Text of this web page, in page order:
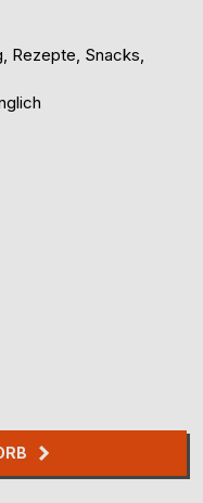
Rezepte, Snacks,